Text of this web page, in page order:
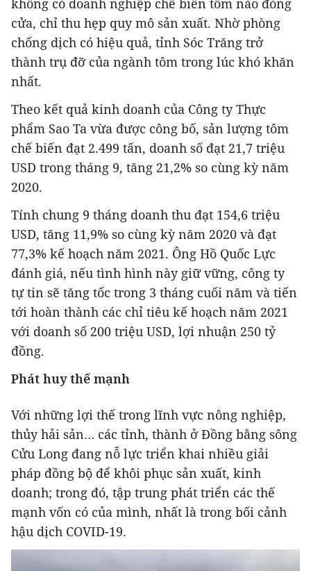
không có doanh nghiệp chế biến tôm nào đóng
cửa, chỉ thu hẹp quy mô sản xuất. Nhờ phòng
chống dịch có hiệu quả, tỉnh Sóc Trăng trở
thành trụ đỡ của ngành tôm trong lúc khó khăn
nhất.
Theo kết quả kinh doanh của Công ty Thực
phẩm Sao Ta vừa được công bố, sản lượng tôm
chế biến đạt 2.499 tấn, doanh số đạt 21,7 triệu
USD trong tháng 9, tăng 21,2% so cùng kỳ năm
2020.
Tính chung 9 tháng doanh thu đạt 154,6 triệu
USD, tăng 11,9% so cùng kỳ năm 2020 và đạt
77,3% kế hoạch năm 2021. Ông Hồ Quốc Lực
đánh giá, nếu tình hình này giữ vững, công ty
tự tin sẽ tăng tốc trong 3 tháng cuối năm và tiến
tới hoàn thành các chỉ tiêu kế hoạch năm 2021
với doanh số 200 triệu USD, lợi nhuận 250 tỷ
đồng.
Phát huy thế mạnh
Với những lợi thế trong lĩnh vực nông nghiệp,
thủy hải sản… các tỉnh, thành ở Đồng bằng sông
Cửu Long đang nỗ lực triển khai nhiều giải
pháp đồng bộ để khôi phục sản xuất, kinh
doanh; trong đó, tập trung phát triển các thế
mạnh vốn có của mình, nhất là trong bối cảnh
hậu dịch COVID-19.